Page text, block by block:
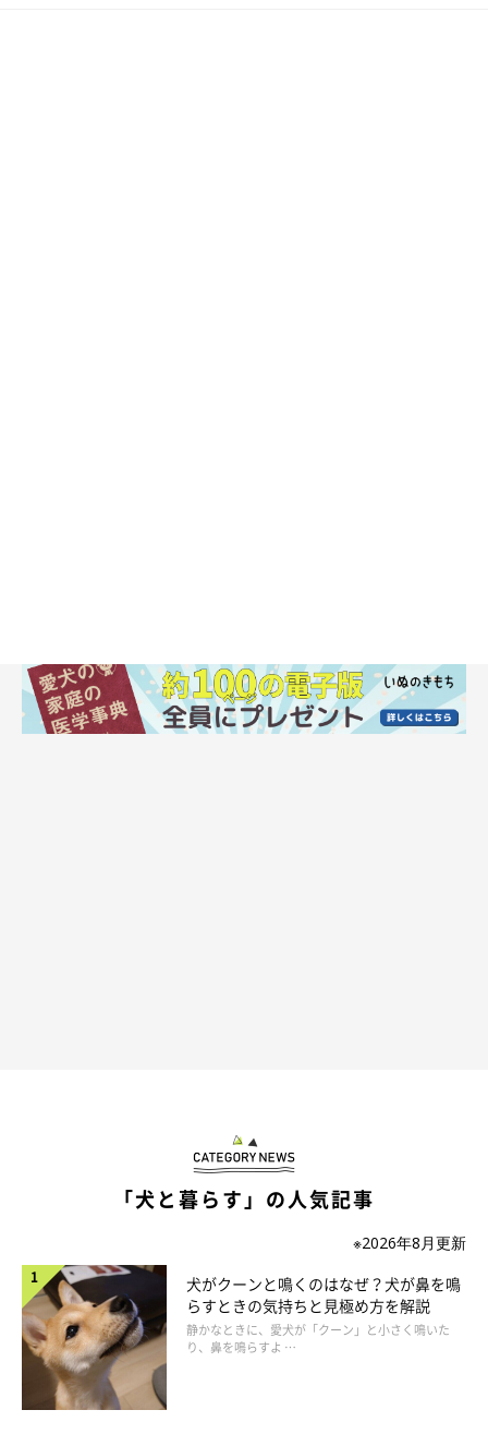
アイちゃんは2007年５月、生後２カ月のころ、Ｋさん家に迎え
られました。当時まだ小学生だったＫさんの娘さんとともにアイ
ちゃんは元気いっぱいに育っていきました。
「犬と暮らす」の人気記事
※2026年8月更新
犬がクーンと鳴くのはなぜ？犬が鼻を鳴
らすときの気持ちと見極め方を解説
静かなときに、愛犬が「クーン」と小さく鳴いた
り、鼻を鳴らすよ …